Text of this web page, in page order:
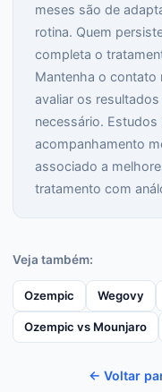
meses são de
rotina. Quem
completa o
Mantenha o contato
avaliar os
necessário.
acompanhamento
associado a
tratamento com
Veja também:
Ozempic Wegovy
Ozempic vs Mounjaro
← Voltar